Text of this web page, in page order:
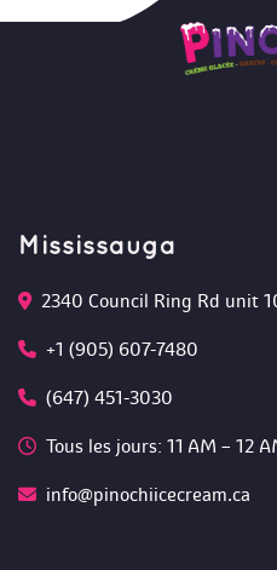
Mississauga
2340 Council Ring Rd unit
+1 (905) 607-7480
(647) 451-3030
Tous les jours: 11 AM – 12
info@pinochiicecream.ca